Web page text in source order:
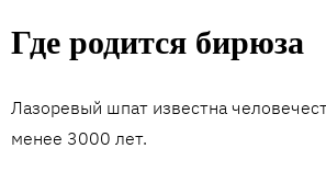
Где родится бирюза
Лазоревый шпат известна
менее 3000 лет.